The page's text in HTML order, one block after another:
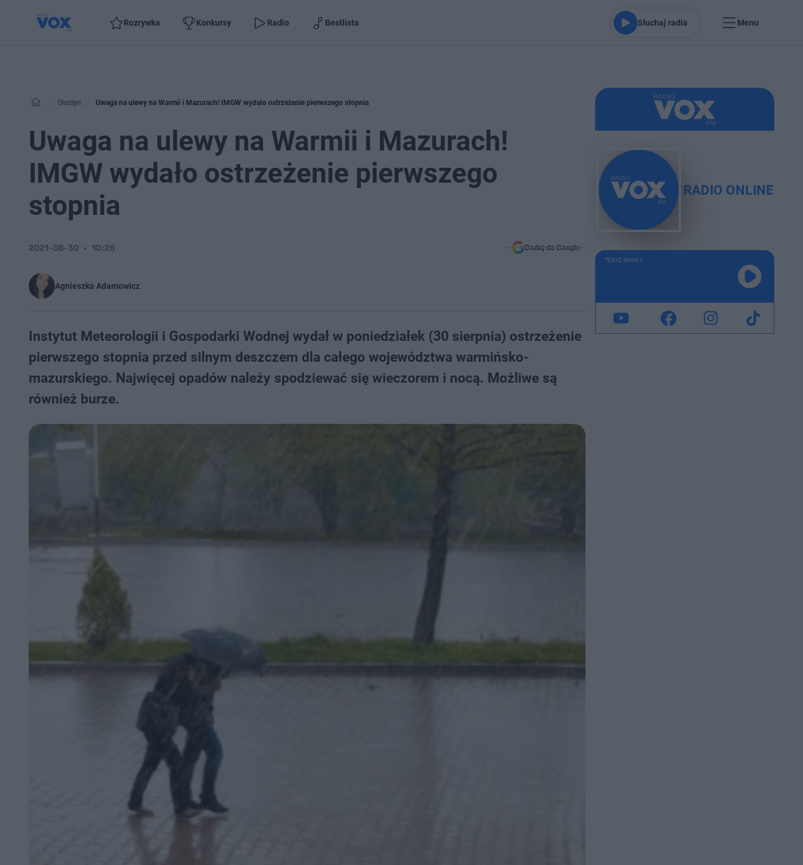
Rozrywka Konkursy Radio Bestlista Słuchaj radia Menu
Olsztyn Uwaga na ulewy na Warmii i Mazurach! IMGW wydało ostrzeżenie pierwszego stopnia
Uwaga na ulewy na Warmii i Mazurach!
IMGW wydało ostrzeżenie pierwszego
stopnia
Agnieszka Adamowicz
2021-08-30 10:26 Dodaj do Google
Instytut Meteorologii i Gospodarki Wodnej wydał w poniedziałek (30 sierpnia) ostrzeżenie
pierwszego stopnia przed silnym deszczem dla całego województwa warmińsko-
mazurskiego. Najwięcej opadów należy spodziewać się wieczorem i nocą. Możliwe są
również burze.
RADIO ONLINE
TERAZ GRAMY